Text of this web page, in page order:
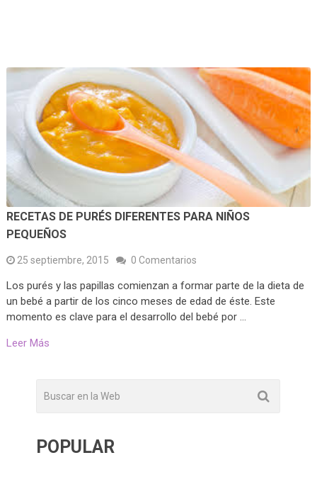
RECETAS DE PURÉS DIFERENTES PARA NIÑOS
PEQUEÑOS
25 septiembre, 2015 0 Comentarios
Los purés y las papillas comienzan a formar parte de la dieta de
un bebé a partir de los cinco meses de edad de éste. Este
momento es clave para el desarrollo del bebé por …
Leer Más
POPULAR